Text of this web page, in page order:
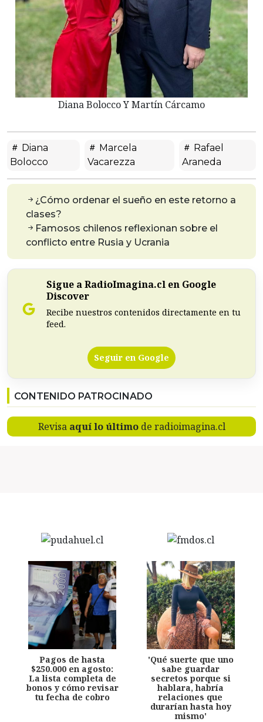
Diana Bolocco Y Martín Cárcamo
Diana
Bolocco
Marcela
Vacarezza
Rafael
Araneda
¿Cómo ordenar el sueño en este retorno a
clases?
Famosos chilenos reflexionan sobre el
conflicto entre Rusia y Ucrania
Sigue a RadioImagina.cl en Google
Discover
Recibe nuestros contenidos directamente en tu
feed.
Seguir en Google
CONTENIDO PATROCINADO
Revisa aquí lo últimode radioimagina.cl
Pagos de hasta
$250.000 en agosto:
La lista completa de
bonos y cómo revisar
tu fecha de cobro
'Qué suerte que uno
sabe guardar
secretos porque si
hablara, habría
relaciones que
durarían hasta hoy
mismo'